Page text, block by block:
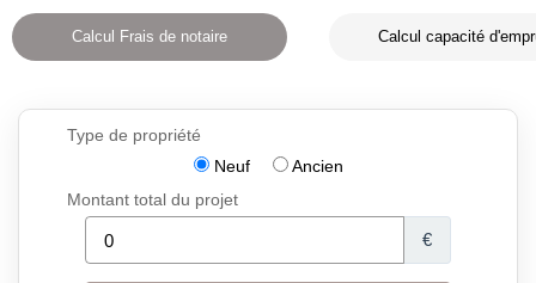
Calcul Frais de notaire Calcul capacité